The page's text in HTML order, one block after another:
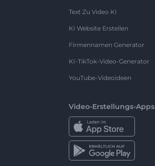
Text Zu Video KI
KI Website Erstellen
Firmennamen Generator
KI-TikTok-Video-Generator
YouTube-Videoideen
Video-Erstellungs-Apps